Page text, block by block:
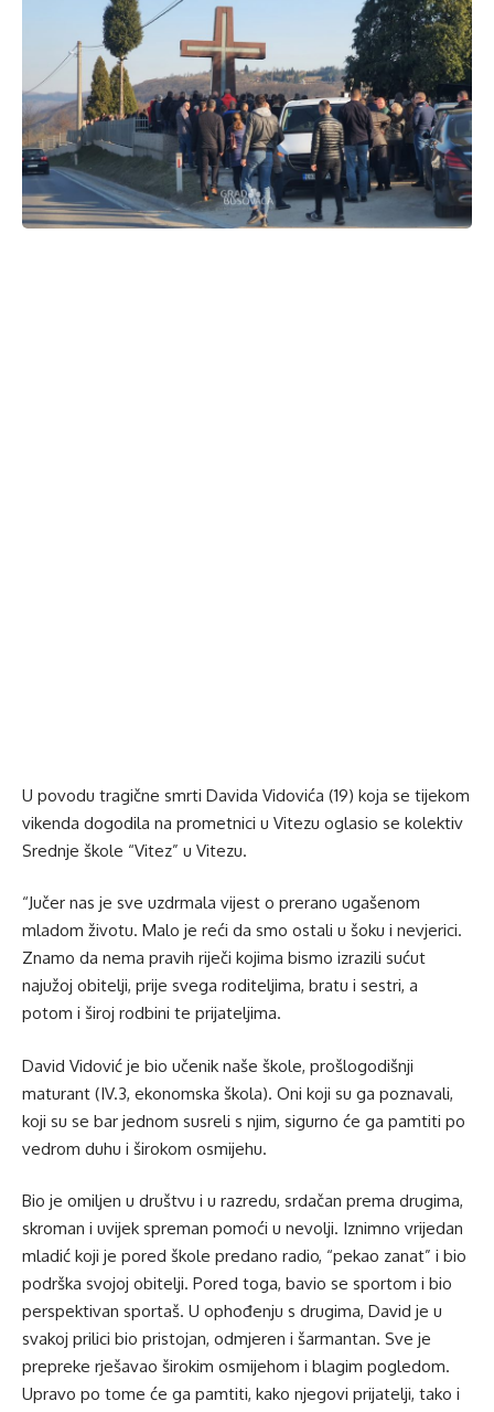
U povodu tragične smrti Davida Vidovića (19) koja se tijekom
vikenda dogodila na prometnici u Vitezu oglasio se kolektiv
Srednje škole “Vitez” u Vitezu.
“Jučer nas je sve uzdrmala vijest o prerano ugašenom
mladom životu. Malo je reći da smo ostali u šoku i nevjerici.
Znamo da nema pravih riječi kojima bismo izrazili sućut
najužoj obitelji, prije svega roditeljima, bratu i sestri, a
potom i široj rodbini te prijateljima.
David Vidović je bio učenik naše škole, prošlogodišnji
maturant (IV.3, ekonomska škola). Oni koji su ga poznavali,
koji su se bar jednom susreli s njim, sigurno će ga pamtiti po
vedrom duhu i širokom osmijehu.
Bio je omiljen u društvu i u razredu, srdačan prema drugima,
skroman i uvijek spreman pomoći u nevolji. Iznimno vrijedan
mladić koji je pored škole predano radio, “pekao zanat” i bio
podrška svojoj obitelji. Pored toga, bavio se sportom i bio
perspektivan sportaš. U ophođenju s drugima, David je u
svakoj prilici bio pristojan, odmjeren i šarmantan. Sve je
prepreke rješavao širokim osmijehom i blagim pogledom.
Upravo po tome će ga pamtiti, kako njegovi prijatelji, tako i